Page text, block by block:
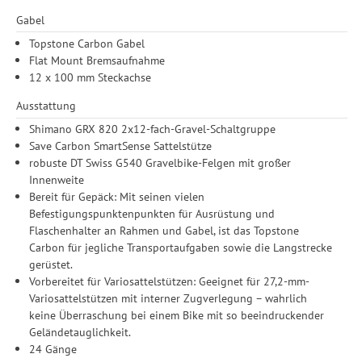
Gabel
Topstone Carbon Gabel
Flat Mount Bremsaufnahme
12 x 100 mm Steckachse
Ausstattung
Shimano GRX 820 2x12-fach-Gravel-Schaltgruppe
Save Carbon SmartSense Sattelstütze
robuste DT Swiss G540 Gravelbike-Felgen mit großer
Innenweite
Bereit für Gepäck: Mit seinen vielen
Befestigungspunktenpunkten für Ausrüstung und
Flaschenhalter an Rahmen und Gabel, ist das Topstone
Carbon für jegliche Transportaufgaben sowie die Langstrecke
gerüstet.
Vorbereitet für Variosattelstützen: Geeignet für 27,2-mm-
Variosattelstützen mit interner Zugverlegung – wahrlich
keine Überraschung bei einem Bike mit so beeindruckender
Geländetauglichkeit.
24 Gänge